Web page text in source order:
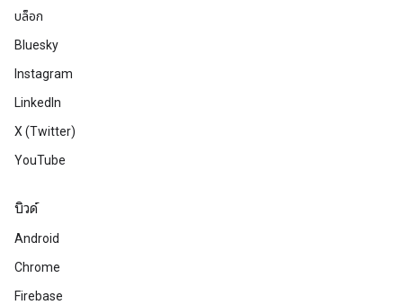
บล็อก
Bluesky
Instagram
LinkedIn
X (Twitter)
YouTube
บิวด์
Android
Chrome
Firebase